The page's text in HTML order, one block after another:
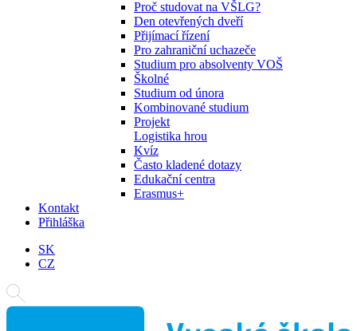
Proč studovat na VŠLG?
Den otevřených dveří
Přijímací řízení
Pro zahraniční uchazeče
Studium pro absolventy VOŠ
Školné
Studium od února
Kombinované studium
Projekt
Logistika hrou
Kvíz
Často kladené dotazy
Edukační centra
Erasmus+
Kontakt
Přihláška
SK
CZ